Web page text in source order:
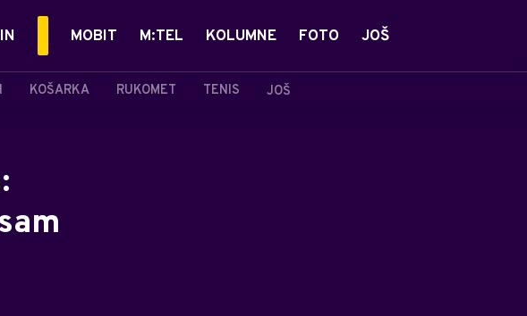
KOŠARKA RUKOMET TENIS JOŠ
MOBIT M:TEL KOLUMNE FOTO JOŠ